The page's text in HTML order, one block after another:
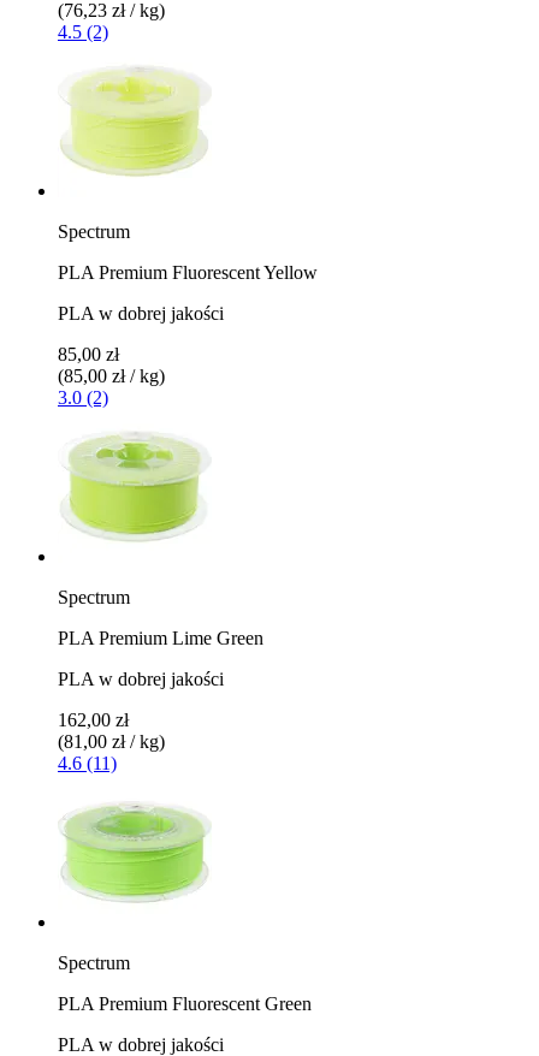
(76,23 zł / kg)
4.5 (2)
Spectrum
PLA Premium Fluorescent Yellow
PLA w dobrej jakości
85,00 zł
(85,00 zł / kg)
3.0 (2)
Spectrum
PLA Premium Lime Green
PLA w dobrej jakości
162,00 zł
(81,00 zł / kg)
4.6 (11)
Spectrum
PLA Premium Fluorescent Green
PLA w dobrej jakości